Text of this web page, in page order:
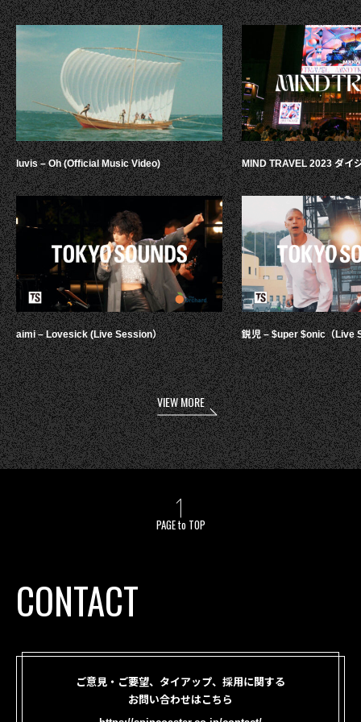
luvis – Oh (Official Music Video)
aimi – Lovesick (Live Session）
MIND TRAVEL 2023 ダイ
鋭児 – $uper $onic（Live
VIEW MORE
PAGE to TOP
CONTACT
ご意見・ご要望、タイアップ、採用に関する
お問い合わせはこちら